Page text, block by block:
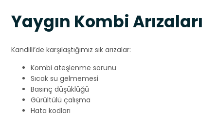
Yaygın Kombi Arızaları
Kandilli’de karşılaştığımız sık arızalar:
Kombi ateşlenme sorunu
Sıcak su gelmemesi
Basınç düşüklüğü
Gürültülü çalışma
Hata kodları